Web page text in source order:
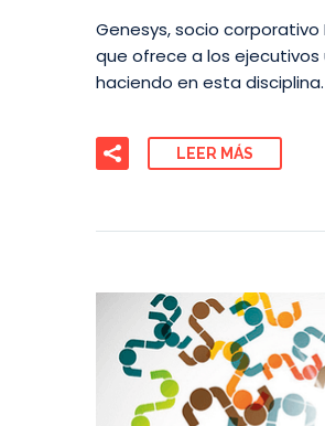
Genesys, socio corporativo
que ofrece a los
haciendo en esta
LEER MÁS